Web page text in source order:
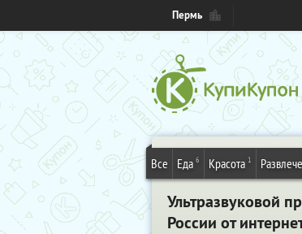
Пермь
Все Еда 6 Красота 1
Ультразвуковой
России от